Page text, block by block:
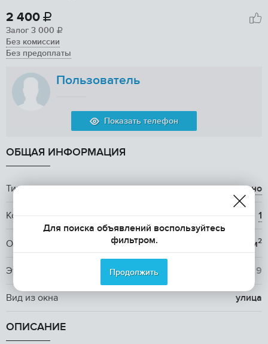
2 400 
Залог 3 000 
Без комиссии
Без предоплаты
Пользователь
Показать телефон
ОБЩАЯ ИНФОРМАЦИЯ
Тип аренды долгосрочно
Количество комнат 1
Общая площадь 37 м2
Этаж / Этажность / 9
Вид из окна улица
ОПИСАНИЕ
Для поиска объявлений воспользуйтесь
фильтром.
Продолжить